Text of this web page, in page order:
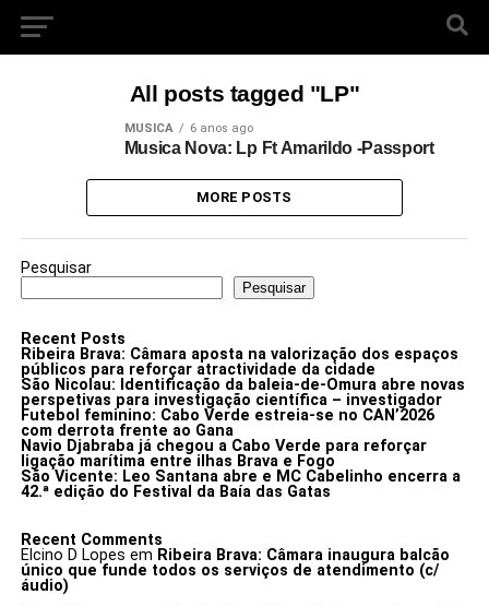
All posts tagged "LP"
MUSICA 6 anos ago
Musica Nova: Lp Ft Amarildo -Passport
MORE POSTS
Pesquisar
Pesquisar
Recent Posts
Ribeira Brava: Câmara aposta na valorização dos espaços
públicos para reforçar atractividade da cidade
São Nicolau: Identificação da baleia-de-Omura abre novas
perspetivas para investigação científica – investigador
Futebol feminino: Cabo Verde estreia-se no CAN’2026
com derrota frente ao Gana
Navio Djabraba já chegou a Cabo Verde para reforçar
ligação marítima entre ilhas Brava e Fogo
São Vicente: Leo Santana abre e MC Cabelinho encerra a
42.ª edição do Festival da Baía das Gatas
Recent Comments
Elcino D Lopes em Ribeira Brava: Câmara inaugura balcão
único que funde todos os serviços de atendimento (c/
áudio)